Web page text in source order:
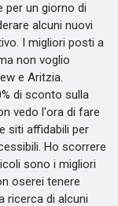
per un giorno di
alcuni nuovi
I migliori posti a
non voglio
e Aritzia.
di sconto sulla
vedo l'ora di fare
siti affidabili per
Ho scorrere
sono i migliori
oserei tenere
ricerca di alcuni